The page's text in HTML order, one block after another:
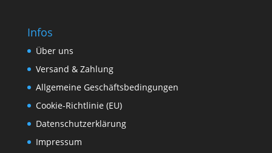
Infos
Über uns
Versand & Zahlung
Allgemeine Geschäftsbedingungen
Cookie-Richtlinie (EU)
Datenschutzerklärung
Impressum